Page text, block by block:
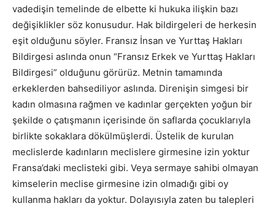
vadedişin temelinde de elbette ki hukuka ilişkin bazı
değişiklikler söz konusudur. Hak bildirgeleri de herkesin
eşit olduğunu söyler. Fransız İnsan ve Yurttaş Hakları
Bildirgesi aslında onun “Fransız Erkek ve Yurttaş Hakları
Bildirgesi” olduğunu görürüz. Metnin tamamında
erkeklerden bahsediliyor aslında. Direnişin simgesi bir
kadın olmasına rağmen ve kadınlar gerçekten yoğun bir
şekilde o çatışmanın içerisinde ön saflarda çocuklarıyla
birlikte sokaklara dökülmüşlerdi. Üstelik de kurulan
meclislerde kadınların meclislere girmesine izin yoktur
Fransa’daki meclisteki gibi. Veya sermaye sahibi olmayan
kimselerin meclise girmesine izin olmadığı gibi oy
kullanma hakları da yoktur. Dolayısıyla zaten bu talepleri